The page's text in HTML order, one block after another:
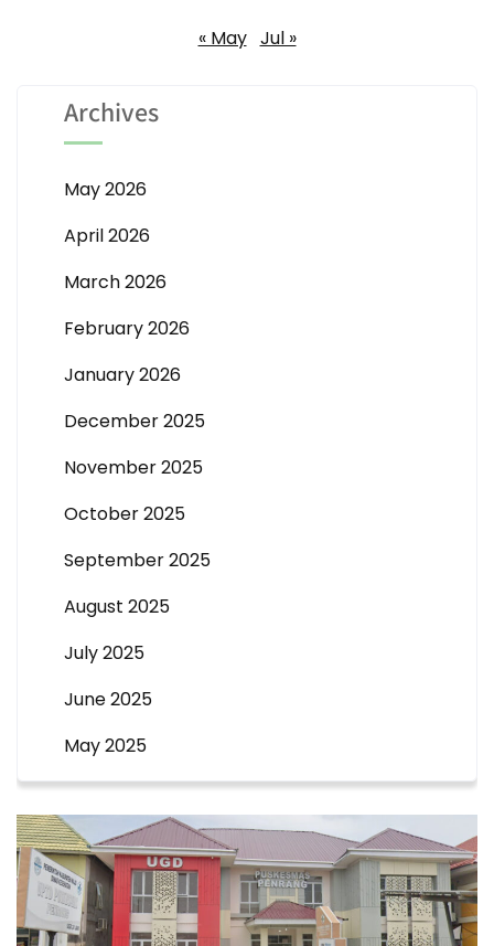
« May Jul »
Archives
May 2026
April 2026
March 2026
February 2026
January 2026
December 2025
November 2025
October 2025
September 2025
August 2025
July 2025
June 2025
May 2025